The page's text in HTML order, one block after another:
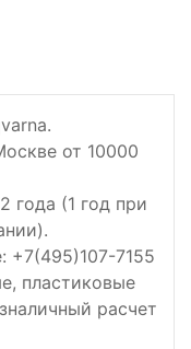
от 10000
года (1 год при
+7(495)107-7155
пластиковые
расчет